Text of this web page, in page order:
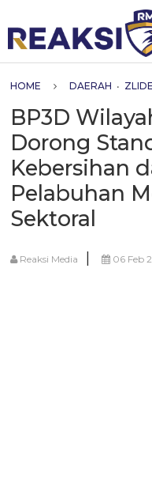
HOME DAERAH •
​BP3D
Dorong
Kebersihan
Pelabuhan
Sektoral
Reaksi Media | 06 Feb